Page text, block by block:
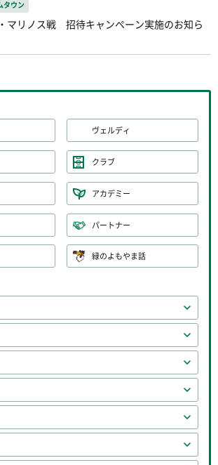
タウン
マリノス戦 招待キャンペーン実施のお知ら
ヴェルディ
クラブ
アカデミー
パートナー
緑のよもやま話